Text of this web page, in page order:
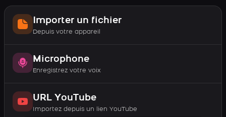
Importer un fichier
Depuis votre appareil
Microphone
Enregistrez votre voix
URL YouTube
Importez depuis un lien YouTube